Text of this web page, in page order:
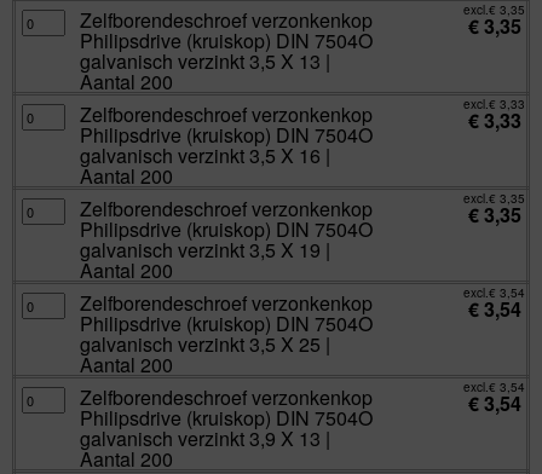
Zelfborendeschroef
verzonkenkop
Philipsdrive
galvanisch
verzinkt
3,5
X
aantal
Zelfborendeschroef verzonkenkop
Philipsdrive (kruiskop) DIN 7504O
galvanisch verzinkt 3,5 X 13 |
Aantal 200
excl.€ 3,35
€3,35
Zelfborendeschroef
verzonkenkop
Philipsdrive
galvanisch
verzinkt
3,5
X
aantal
Zelfborendeschroef verzonkenkop
Philipsdrive (kruiskop) DIN 7504O
galvanisch verzinkt 3,5 X 16 |
Aantal 200
excl.€ 3,33
€3,33
Zelfborendeschroef
verzonkenkop
Philipsdrive
galvanisch
verzinkt
3,5
X
aantal
Zelfborendeschroef verzonkenkop
Philipsdrive (kruiskop) DIN 7504O
galvanisch verzinkt 3,5 X 19 |
Aantal 200
excl.€ 3,35
€3,35
Zelfborendeschroef
verzonkenkop
Philipsdrive
galvanisch
verzinkt
3,5
X
Zelfborendeschroef verzonkenkop
Philipsdrive (kruiskop) DIN 7504O
galvanisch verzinkt 3,5 X 25 |
Aantal 200
excl.€ 3,54
€3,54
Zelfborendeschroef
verzonkenkop
Philipsdrive
Zelfborendeschroef verzonkenkop
Philipsdrive (kruiskop) DIN 7504O
galvanisch verzinkt 3,9 X 13 |
Aantal 200
excl.€ 3,54
€3,54